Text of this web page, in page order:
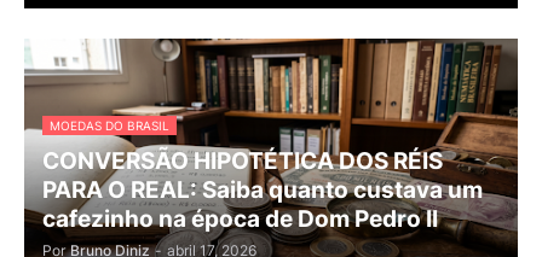
MOEDAS DO BRASIL
CONVERSÃO HIPOTÉTICA DOS RÉIS
PARA O REAL: Saiba quanto custava um
cafezinho na época de Dom Pedro II
Por Bruno Diniz - abril 17, 2026